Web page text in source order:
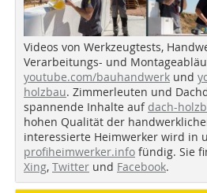
Videos von Werkzeugtests,
Verarbeitungs- und
youtube.com/bauhandwerk und
holzbau. Zimmerleuten und
spannende Inhalte auf dach-
hohen Qualität der
interessierte Heimwerker wird in
profiheimwerker.info fündig. Sie
Xing, Twitter und Facebook.